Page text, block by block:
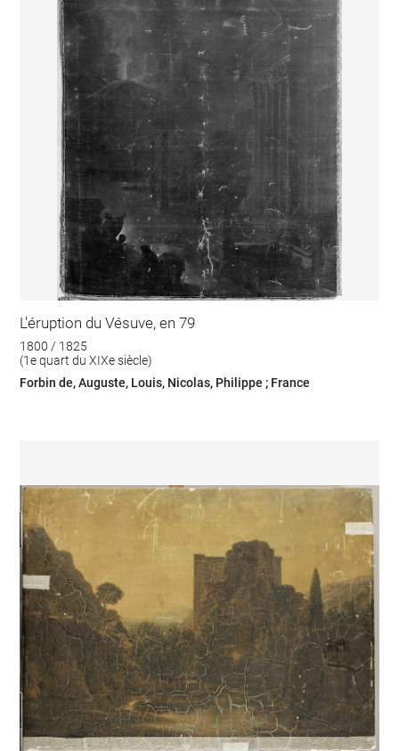
L'éruption du Vésuve, en 79
1800 / 1825
(1e quart du XIXe siècle)
Forbin de, Auguste, Louis, Nicolas, Philippe ; France